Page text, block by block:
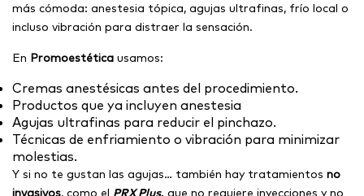
más cómoda: anestesia tópica, agujas ultrafinas, frío local o
incluso vibración para distraer la sensación.
En Promoestética usamos:
Cremas anestésicas antes del procedimiento.
Productos que ya incluyen anestesia
Agujas ultrafinas para reducir el pinchazo.
Técnicas de enfriamiento o vibración para minimizar
molestias.
Y si no te gustan las agujas… también hay tratamientos no
invasivos, como el PRX Plus, que no requiere inyecciones y no